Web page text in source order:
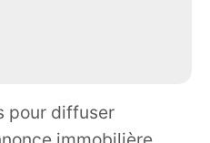
pour diffuser